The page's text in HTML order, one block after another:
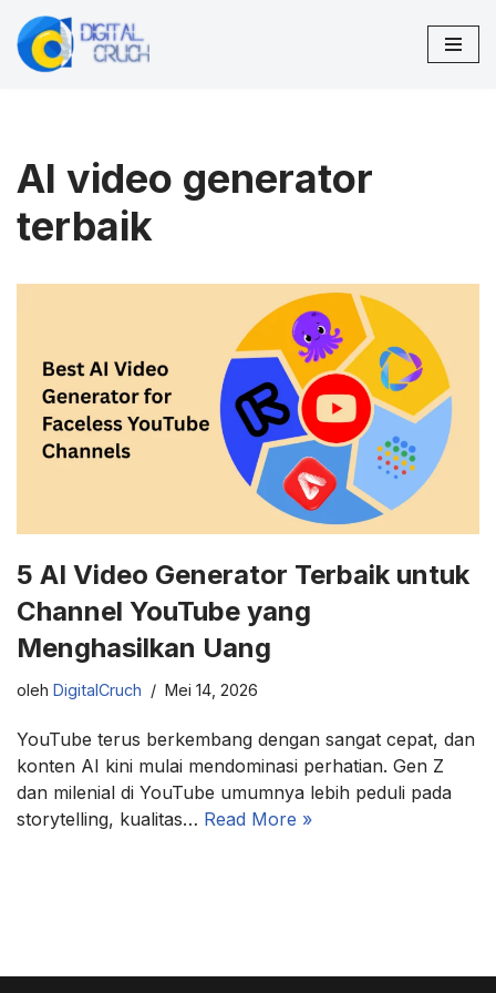
Lompat
AI video generator
terbaik
5 AI Video Generator Terbaik untuk
Channel YouTube yang
Menghasilkan Uang
oleh DigitalCruch Mei 14, 2026
YouTube terus berkembang dengan sangat cepat, dan
konten AI kini mulai mendominasi perhatian. Gen Z
dan milenial di YouTube umumnya lebih peduli pada
storytelling, kualitas… Read More »